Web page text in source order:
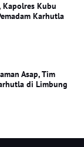
Kubu
Karhutla
Asap, Tim
di Limbung